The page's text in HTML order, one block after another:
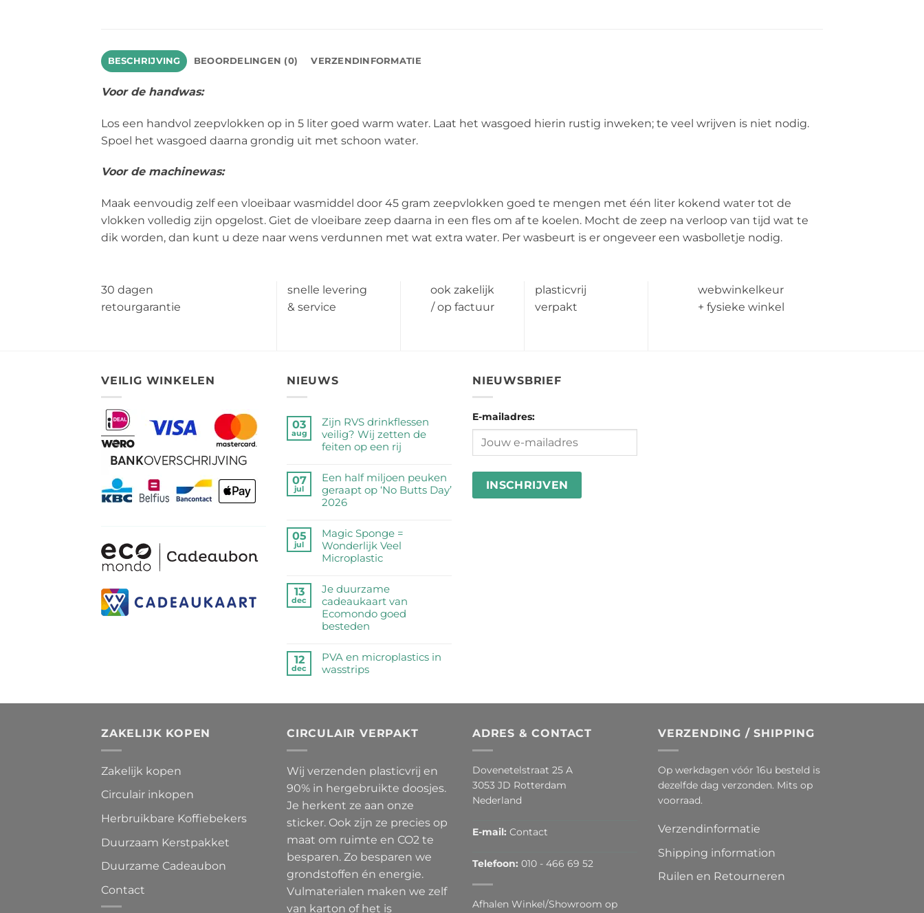
BESCHRIJVING BEOORDELINGEN (0) VERZENDINFORMATIE
Voor de handwas:
Los een handvol zeepvlokken op in 5 liter goed warm water. Laat het wasgoed hierin rustig inweken; te veel wrijven is niet nodig.
Spoel het wasgoed daarna grondig uit met schoon water.
Voor de machinewas:
Maak eenvoudig zelf een vloeibaar wasmiddel door 45 gram zeepvlokken goed te mengen met één liter kokend water tot de
vlokken volledig zijn opgelost. Giet de vloeibare zeep daarna in een fles om af te koelen. Mocht de zeep na verloop van tijd wat te
dik worden, dan kunt u deze naar wens verdunnen met wat extra water. Per wasbeurt is er ongeveer een wasbolletje nodig.
30 dagen
retourgarantie
snelle levering
& service
ook zakelijk
/ op factuur
plasticvrij
verpakt
webwinkelkeur
+ fysieke winkel
VEILIG WINKELEN NIEUWS
03
aug
Zijn RVS drinkflessen
veilig? Wij zetten de
feiten op een rij
reacties
op
Zijn
veilig?
Wij
zetten
feiten
op
een
rij
07
jul
Een half miljoen peuken
geraapt op ‘No Butts Day’
2026
reacties
op
Een
peuken
geraapt
op
‘No
Day’
2026
05
jul
Magic Sponge =
Wonderlijk Veel
Microplastic
reacties
op
Magic
Sponge
Veel
Microplastic
13
dec
Je duurzame
cadeaukaart van
Ecomondo goed
besteden
reacties
op
cadeaukaart
Ecomondo
12
dec
PVA en microplastics in
wasstrips
en
wasstrips
NIEUWSBRIEF
E-mailadres:
ZAKELIJK KOPEN
Zakelijk kopen
Circulair inkopen
Herbruikbare Koffiebekers
Duurzaam Kerstpakket
Duurzame Cadeaubon
Contact
CIRCULAIR VERPAKT
Wij verzenden plasticvrij en
90% in hergebruikte doosjes.
Je herkent ze aan onze
sticker. Ook zijn ze precies op
maat om ruimte en CO2 te
besparen. Zo besparen we
grondstoffen én energie.
Vulmaterialen maken we zelf
van karton of het is
ADRES & CONTACT
Dovenetelstraat 25 A
3053 JD Rotterdam
Nederland
E-mail: Contact
Telefoon: 010 - 466 69 52
Afhalen Winkel/Showroom op
VERZENDING / SHIPPING
Op werkdagen vóór 16u besteld is
dezelfde dag verzonden. Mits op
voorraad.
Verzendinformatie
Shipping information
Ruilen en Retourneren